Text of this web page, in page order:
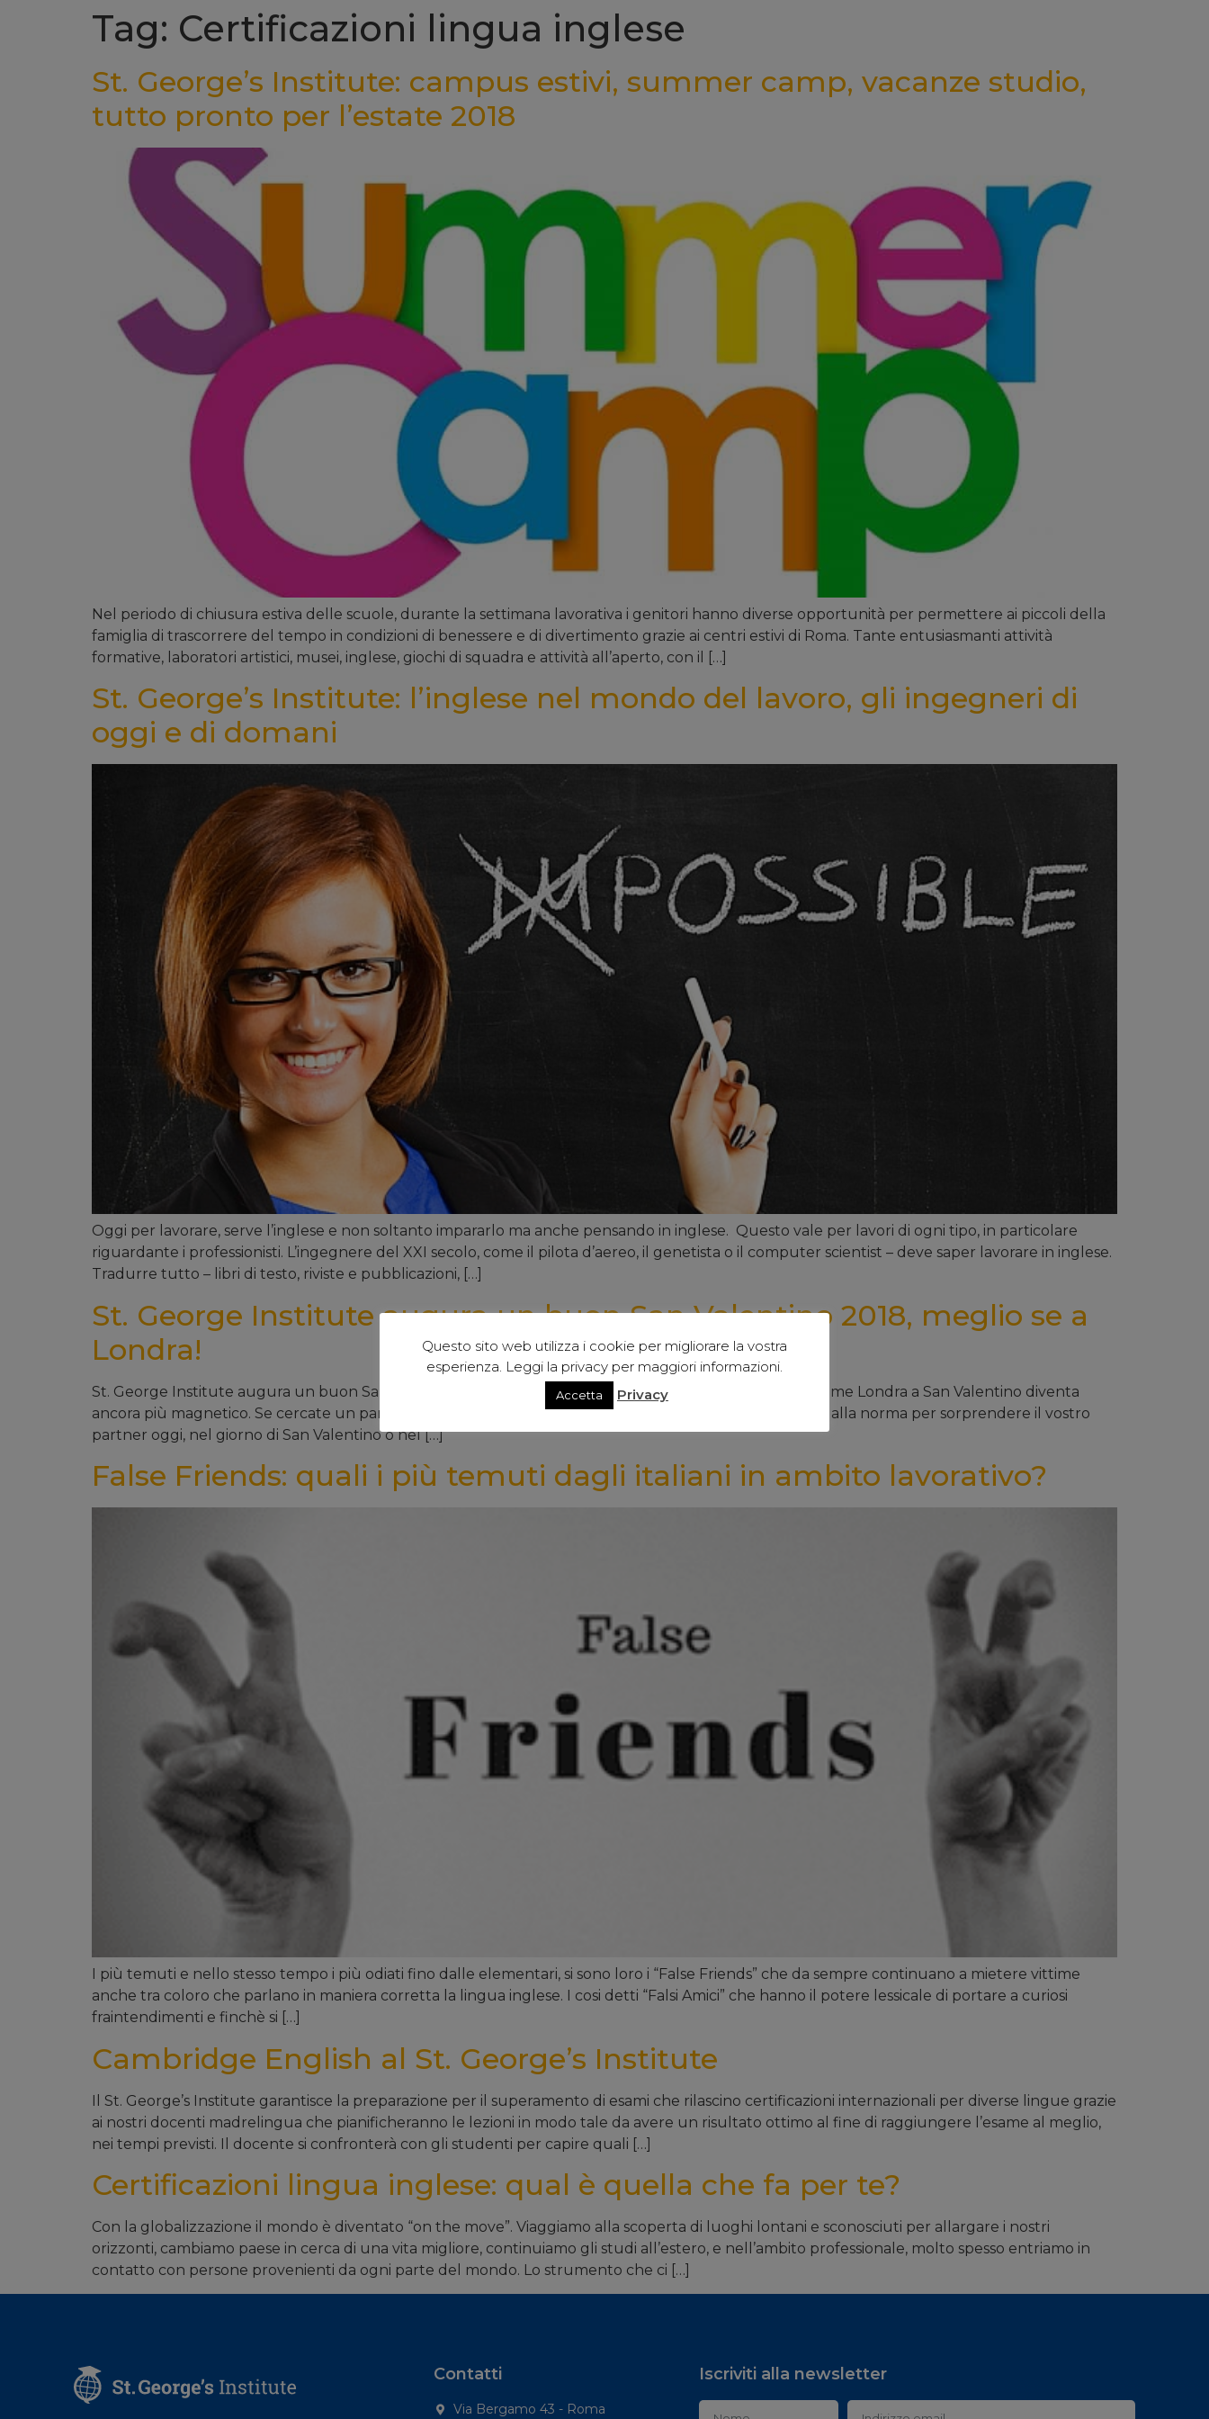
Tag: Certificazioni lingua inglese
St. George’s Institute: campus estivi, summer camp, vacanze studio,
tutto pronto per l’estate 2018
Nel periodo di chiusura estiva delle scuole, durante la settimana lavorativa i genitori hanno diverse opportunità per permettere ai piccoli della
famiglia di trascorrere del tempo in condizioni di benessere e di divertimento grazie ai centri estivi di Roma. Tante entusiasmanti attività
formative, laboratori artistici, musei, inglese, giochi di squadra e attività all’aperto, con il […]
St. George’s Institute: l’inglese nel mondo del lavoro, gli ingegneri di
oggi e di domani
Oggi per lavorare, serve l’inglese e non soltanto impararlo ma anche pensando in inglese. Questo vale per lavori di ogni tipo, in particolare
riguardante i professionisti. L’ingegnere del XXI secolo, come il pilota d’aereo, il genetista o il computer scientist – deve saper lavorare in inglese.
Tradurre tutto – libri di testo, riviste e pubblicazioni, […]
St. George Institute augura un buon San Valentino 2018, meglio se a
Londra!
St. George Institute augura un buon San Valentino 2018 ai propri iscritti e amici. Il fascino di una città come Londra a San Valentino diventa
ancora più magnetico. Se cercate un panorama mozzafiato, una location romantica o un evento fuori dalla norma per sorprendere il vostro
partner oggi, nel giorno di San Valentino o nel […]
False Friends: quali i più temuti dagli italiani in ambito lavorativo?
I più temuti e nello stesso tempo i più odiati fino dalle elementari, si sono loro i “False Friends” che da sempre continuano a mietere vittime
anche tra coloro che parlano in maniera corretta la lingua inglese. I cosi detti “Falsi Amici” che hanno il potere lessicale di portare a curiosi
fraintendimenti e finchè si […]
Cambridge English al St. George’s Institute
Il St. George’s Institute garantisce la preparazione per il superamento di esami che rilascino certificazioni internazionali per diverse lingue grazie
ai nostri docenti madrelingua che pianificheranno le lezioni in modo tale da avere un risultato ottimo al fine di raggiungere l’esame al meglio,
nei tempi previsti. Il docente si confronterà con gli studenti per capire quali […]
Certificazioni lingua inglese: qual è quella che fa per te?
Con la globalizzazione il mondo è diventato “on the move”. Viaggiamo alla scoperta di luoghi lontani e sconosciuti per allargare i nostri
orizzonti, cambiamo paese in cerca di una vita migliore, continuiamo gli studi all’estero, e nell’ambito professionale, molto spesso entriamo in
contatto con persone provenienti da ogni parte del mondo. Lo strumento che ci […]
Contatti
Via Bergamo 43 - Roma
Iscriviti alla newsletter
Questo sito web utilizza i cookie per migliorare la vostra
esperienza. Leggi la privacy per maggiori informazioni.
Accetta Privacy